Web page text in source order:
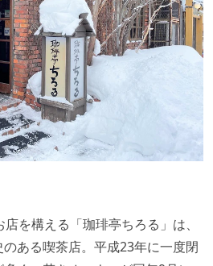
を構える「珈琲亭ちろる」は、
ある喫茶店。平成23年に一度閉